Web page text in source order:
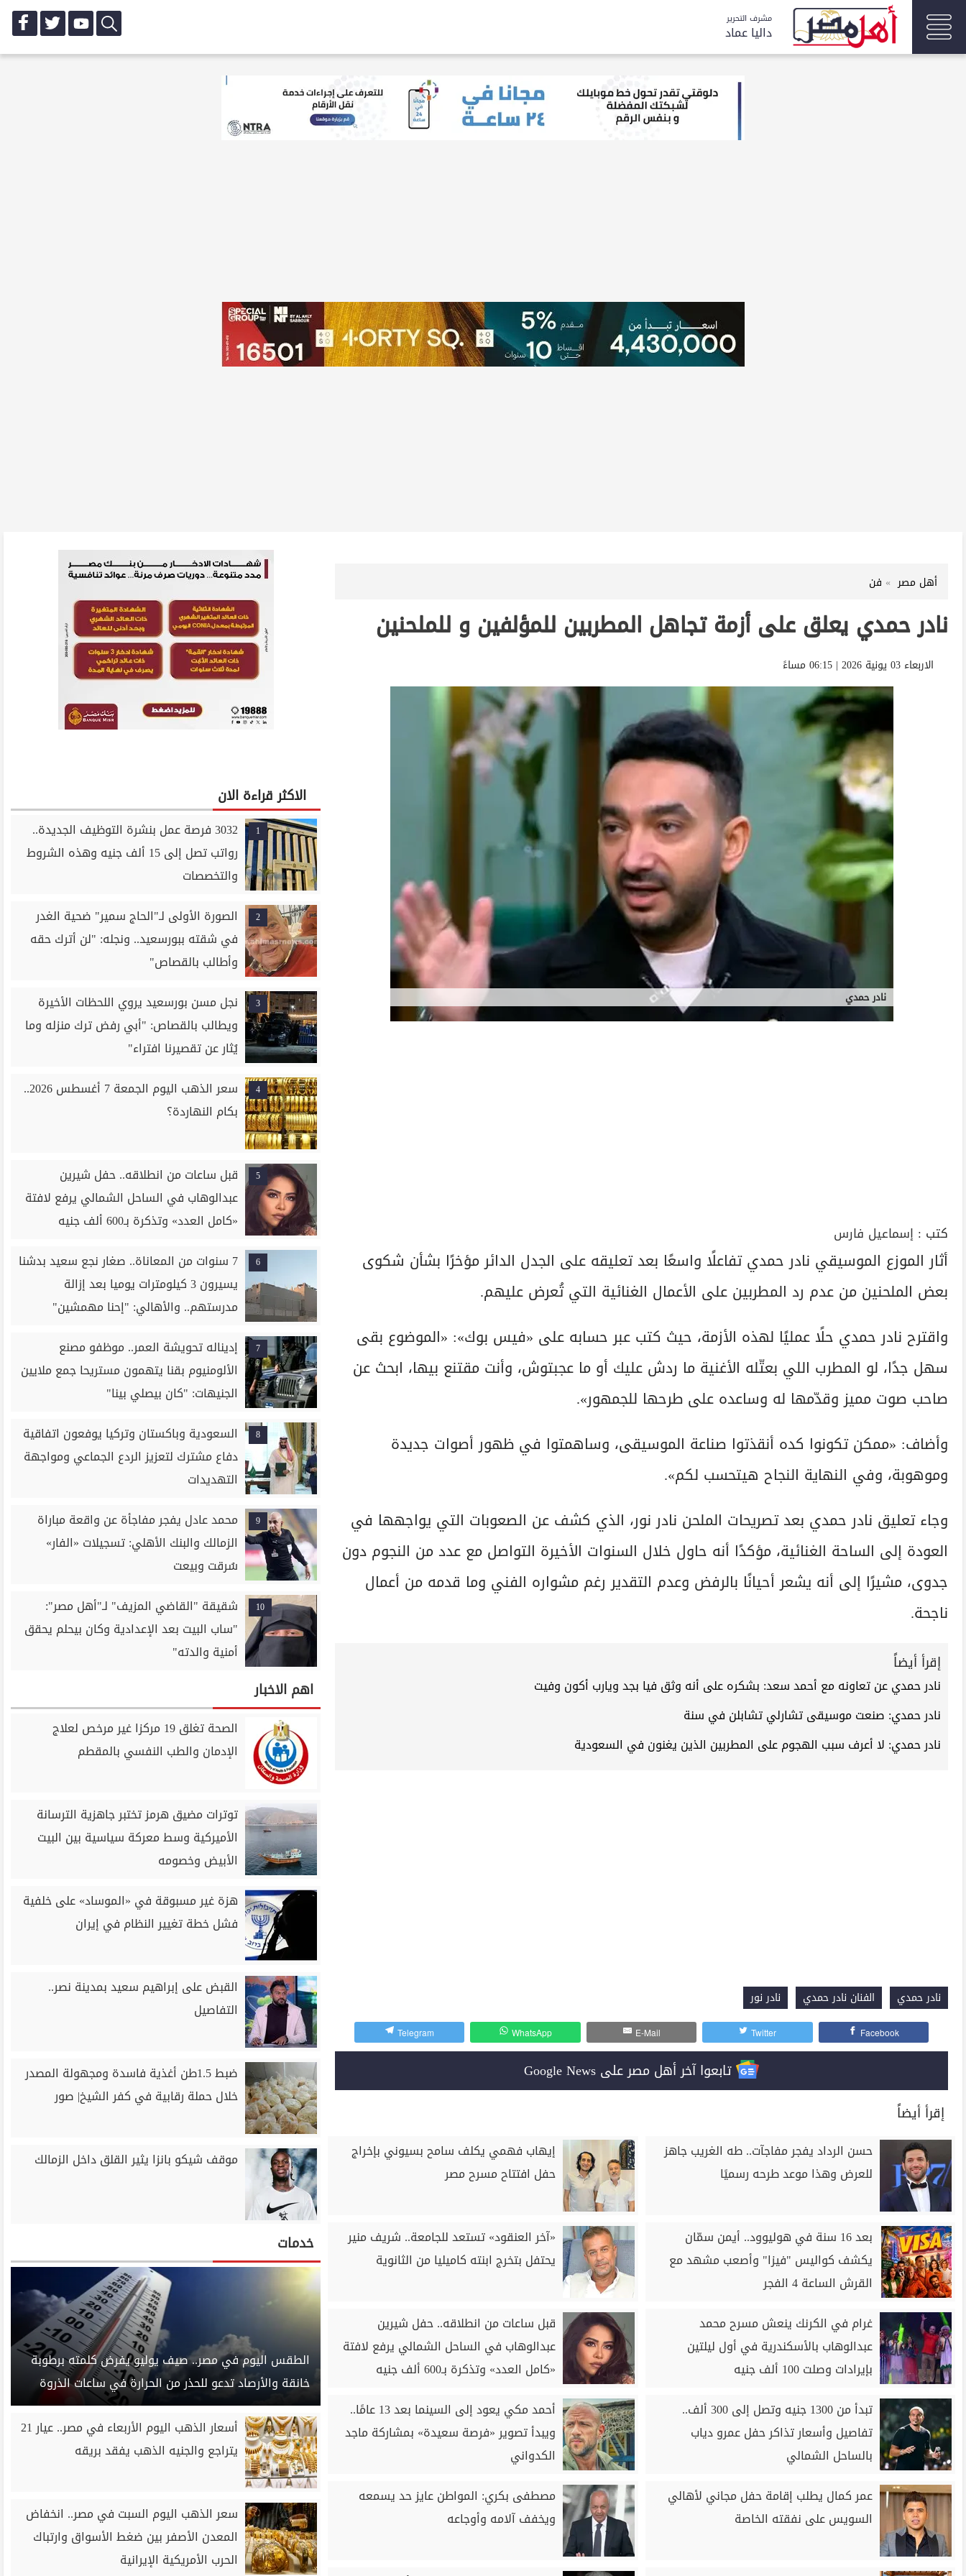
مشرف التحرير
داليا عماد
أهل مصر فن
نادر حمدي يعلق على أزمة تجاهل المطربين للمؤلفين و للملحنين
الاربعاء 03 يونية 2026 | 06:15 مساءً
نادر حمدي
كتب : إسماعيل فارس
أثار الموزع الموسيقي نادر حمدي تفاعلًا واسعًا بعد تعليقه على الجدل الدائر مؤخرًا بشأن شكوى
بعض الملحنين من عدم رد المطربين على الأعمال الغنائية التي تُعرض عليهم.
واقترح نادر حمدي حلًا عمليًا لهذه الأزمة، حيث كتب عبر حسابه على «فيس بوك»: «الموضوع بقى
سهل جدًا، لو المطرب اللي بعتّله الأغنية ما ردش عليك أو ما عجبتوش، وأنت مقتنع بيها، ابحث عن
صاحب صوت مميز وقدّمها له وساعده على طرحها للجمهور».
وأضاف: «ممكن تكونوا كده أنقذتوا صناعة الموسيقى، وساهمتوا في ظهور أصوات جديدة
وموهوبة، وفي النهاية النجاح هيتحسب لكم».
وجاء تعليق نادر حمدي بعد تصريحات الملحن نادر نور، الذي كشف عن الصعوبات التي يواجهها في
العودة إلى الساحة الغنائية، مؤكدًا أنه حاول خلال السنوات الأخيرة التواصل مع عدد من النجوم دون
جدوى، مشيرًا إلى أنه يشعر أحيانًا بالرفض وعدم التقدير رغم مشواره الفني وما قدمه من أعمال
ناجحة.
إقرأ أيضاً
نادر حمدي عن تعاونه مع أحمد سعد: بشكره على أنه وثق فيا بجد ويارب أكون وفيت
نادر حمدي: صنعت موسيقى تشارلي تشابلن في سنة
نادر حمدي: لا أعرف سبب الهجوم على المطربين الذين يغنون في السعودية
نادر حمدي الفنان نادر حمدي نادر نور
Facebook
Twitter
E-Mail
WhatsApp
Telegram
تابعوا آخر أهل مصر على Google News
إقرأ أيضاً
حسن الرداد يفجر مفاجآت.. طه الغريب جاهز
للعرض وهذا موعد طرحه رسميًا
إيهاب فهمي يكلف سامح بسيوني بإخراج
حفل افتتاح مسرح مصر
بعد 16 سنة في هوليوود.. أيمن سمّان
يكشف كواليس "فيزا" وأصعب مشهد مع
القرش الساعة 4 الفجر
«آخر العنقود» تستعد للجامعة.. شريف منير
يحتفل بتخرج ابنته كاميليا من الثانوية
غرام في الكرنك ينعش مسرح محمد
عبدالوهاب بالأسكندرية في أول ليلتين
بإيرادات وصلت 100 ألف جنيه
قبل ساعات من انطلاقه.. حفل شيرين
عبدالوهاب في الساحل الشمالي يرفع لافتة
«كامل العدد» وتذكرة بـ600 ألف جنيه
تبدأ من 1300 جنيه وتصل إلى 300 ألف..
تفاصيل وأسعار تذاكر حفل عمرو دياب
بالساحل الشمالي
أحمد مكي يعود إلى السينما بعد 13 عامًا..
ويبدأ تصوير «فرصة سعيدة» بمشاركة ماجد
الكدواني
عمر كمال يطلب إقامة حفل مجاني لأهالي
السويس على نفقته الخاصة
مصطفى بكري: المواطن عايز حد يسمعه
ويخفف آلامه وأوجاعه
الاكثر قراءة الان
1
3032 فرصة عمل بنشرة التوظيف الجديدة..
رواتب تصل إلى 15 ألف جنيه وهذه الشروط
والتخصصات
2
الصورة الأولى لـ"الحاج سمير" ضحية الغدر
في شقته ببورسعيد.. ونجله: "لن أترك حقه
وأطالب بالقصاص"
3
نجل مسن بورسعيد يروي اللحظات الأخيرة
ويطالب بالقصاص: "أبي رفض ترك منزله وما
يُثار عن تقصيرنا افتراء"
4
سعر الذهب اليوم الجمعة 7 أغسطس 2026..
بكام النهاردة؟
5
قبل ساعات من انطلاقه.. حفل شيرين
عبدالوهاب في الساحل الشمالي يرفع لافتة
«كامل العدد» وتذكرة بـ600 ألف جنيه
6
7 سنوات من المعاناة.. صغار نجع سعيد بدشنا
يسيرون 3 كيلومترات يوميا بعد إزالة
مدرستهم.. والأهالي: "إحنا مهمشين"
7
إديناله تحويشة العمر.. موظفو مصنع
الألومنيوم بقنا يتهمون مستريحا جمع ملايين
الجنيهات: "كان بيصلي بينا"
8
السعودية وباكستان وتركيا يوفعون اتفاقية
دفاع مشترك لتعزيز الردع الجماعي ومواجهة
التهديدات
9
محمد عادل يفجر مفاجأة عن واقعة مباراة
الزمالك والبنك الأهلي: تسجيلات «الفار»
سُرقت وبيعت
10
شقيقة "القاضي المزيف" لـ"أهل مصر":
"ساب البيت بعد الإعدادية وكان بيحلم يحقق
أمنية والدته"
اهم الاخبار
الصحة تغلق 19 مركزا غير مرخص لعلاج
الإدمان والطب النفسي بالمقطم
توترات مضيق هرمز تختبر جاهزية الترسانة
الأميركية وسط معركة سياسية بين البيت
الأبيض وخصومه
هزة غير مسبوقة في «الموساد» على خلفية
فشل خطة تغيير النظام في إيران
القبض على إبراهيم سعيد بمدينة نصر..
التفاصيل
ضبط 1.5طن أغذية فاسدة ومجهولة المصدر
خلال حملة رقابية في كفر الشيخ| صور
موقف شيكو بانزا يثير القلق داخل الزمالك
خدمات
الطقس اليوم في مصر.. صيف يوليو يفرض كلمته برطوبة
خانقة والأرصاد تدعو للحذر من الحرارة في ساعات الذروة
أسعار الذهب اليوم الأربعاء في مصر.. عيار 21
يتراجع والجنيه الذهب يفقد بريقه
سعر الذهب اليوم السبت في مصر.. انخفاض
المعدن الأصفر بين ضغط الأسواق وارتباك
الحرب الأمريكية الإيرانية